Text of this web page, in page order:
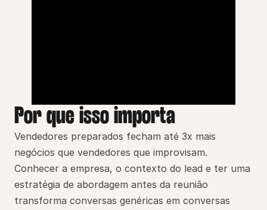
Por que isso importa
Vendedores preparados fecham até 3x mais
negócios que vendedores que improvisam.
Conhecer a empresa, o contexto do lead e ter uma
estratégia de abordagem antes da reunião
transforma conversas genéricas em conversas